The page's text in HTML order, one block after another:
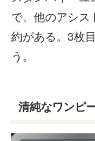
で、他のアシス
約がある。3枚
う。
清純なワンピ